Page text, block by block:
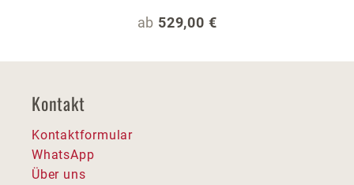
Regulärer Preis:
ab 529,00 €
Kontakt
Kontaktformular
WhatsApp
Über uns